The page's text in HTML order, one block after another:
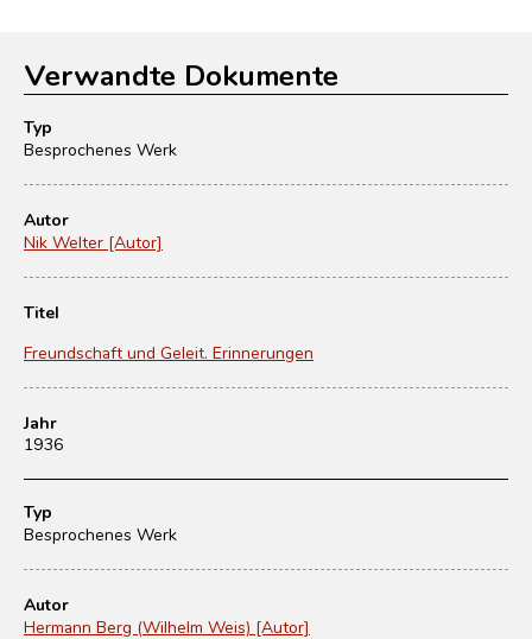
Verwandte Dokumente
Typ
Besprochenes Werk
Autor
Nik Welter [Autor]
Titel
Freundschaft und Geleit. Erinnerungen
Jahr
1936
Typ
Besprochenes Werk
Autor
Hermann Berg (Wilhelm Weis) [Autor]